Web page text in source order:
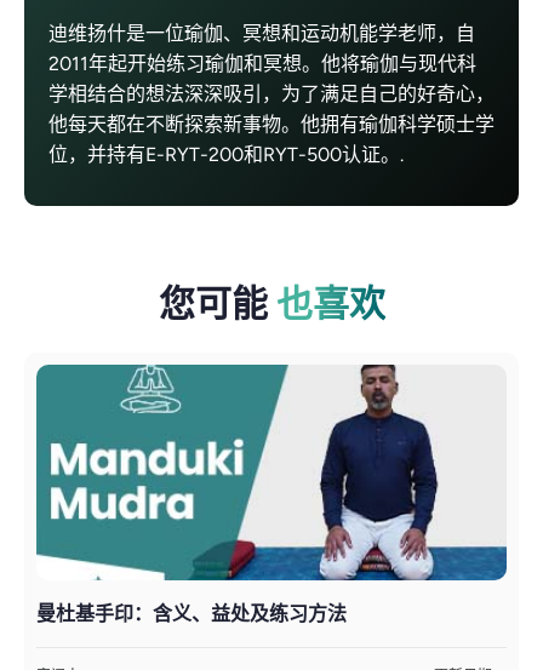
迪维扬什是一位瑜伽、冥想和运动机能学老师，自
2011年起开始练习瑜伽和冥想。他将瑜伽与现代科
学相结合的想法深深吸引，为了满足自己的好奇心，
他每天都在不断探索新事物。他拥有瑜伽科学硕士学
位，并持有E-RYT-200和RYT-500认证。.
您可能 也喜欢
曼杜基手印：含义、益处及练习方法